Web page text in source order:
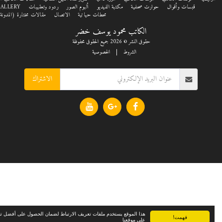
فهمت!
هذا الموقع يستخدم ملفات تعريف الارتباط لضمان الحصول على أفضل
على موقعنا
الكاتب محمود يوسف خضر
حقوق النشر © 2026 جميع الحقوق محفوظة
الشروط| الخصوصية
قبسات وأقوال
حوارت صحفية مكتبة الفيديو ألبوم الصور ردود وتعقيبات
GALLERY
محطات حياتية
الاتصال مقالات مختارة (المدونة)
الاشتراك